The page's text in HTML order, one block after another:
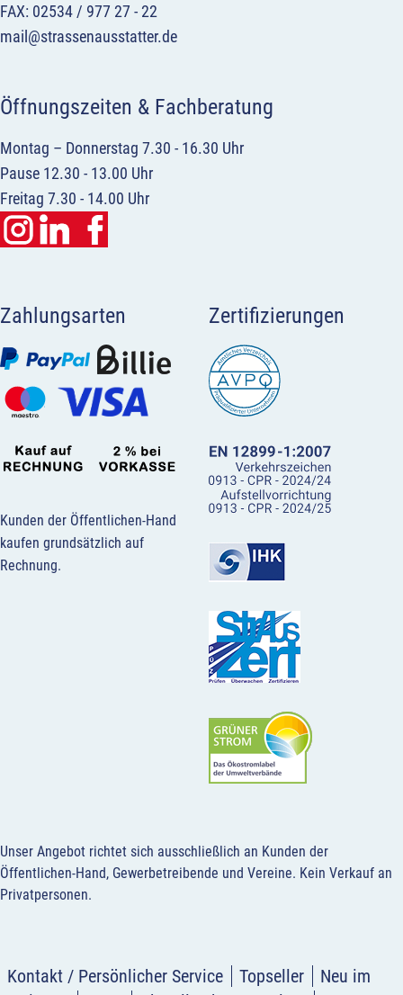
FAX: 02534 / 977 27 - 22
mail@strassenausstatter.de
Öffnungszeiten & Fachberatung
Montag – Donnerstag 7.30 - 16.30 Uhr
Pause 12.30 - 13.00 Uhr
Freitag 7.30 - 14.00 Uhr
Zahlungsarten
Kunden der Öffentlichen-Hand
kaufen grundsätzlich auf
Rechnung.
Zertifizierungen
Unser Angebot richtet sich ausschließlich an Kunden der
Öffentlichen-Hand, Gewerbetreibende und Vereine. Kein Verkauf an
Privatpersonen.
Kontakt / Persönlicher Service Topseller
Neu im